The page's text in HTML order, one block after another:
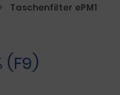
Taschenfilter ePM1
(F9)